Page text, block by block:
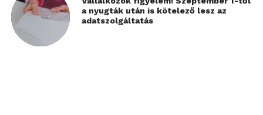
a nyugták után is kötelező lesz az
adatszolgáltatás